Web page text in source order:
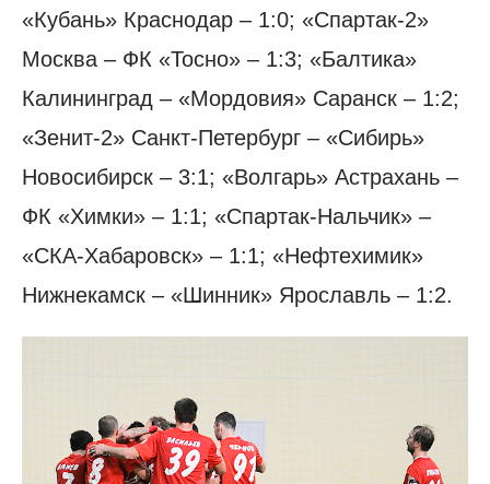
«Кубань» Краснодар – 1:0; «Спартак-2»
Москва – ФК «Тосно» – 1:3; «Балтика»
Калининград – «Мордовия» Саранск – 1:2;
«Зенит-2» Санкт-Петербург – «Сибирь»
Новосибирск – 3:1; «Волгарь» Астрахань –
ФК «Химки» – 1:1; «Спартак-Нальчик» –
«СКА-Хабаровск» – 1:1; «Нефтехимик»
Нижнекамск – «Шинник» Ярославль – 1:2.